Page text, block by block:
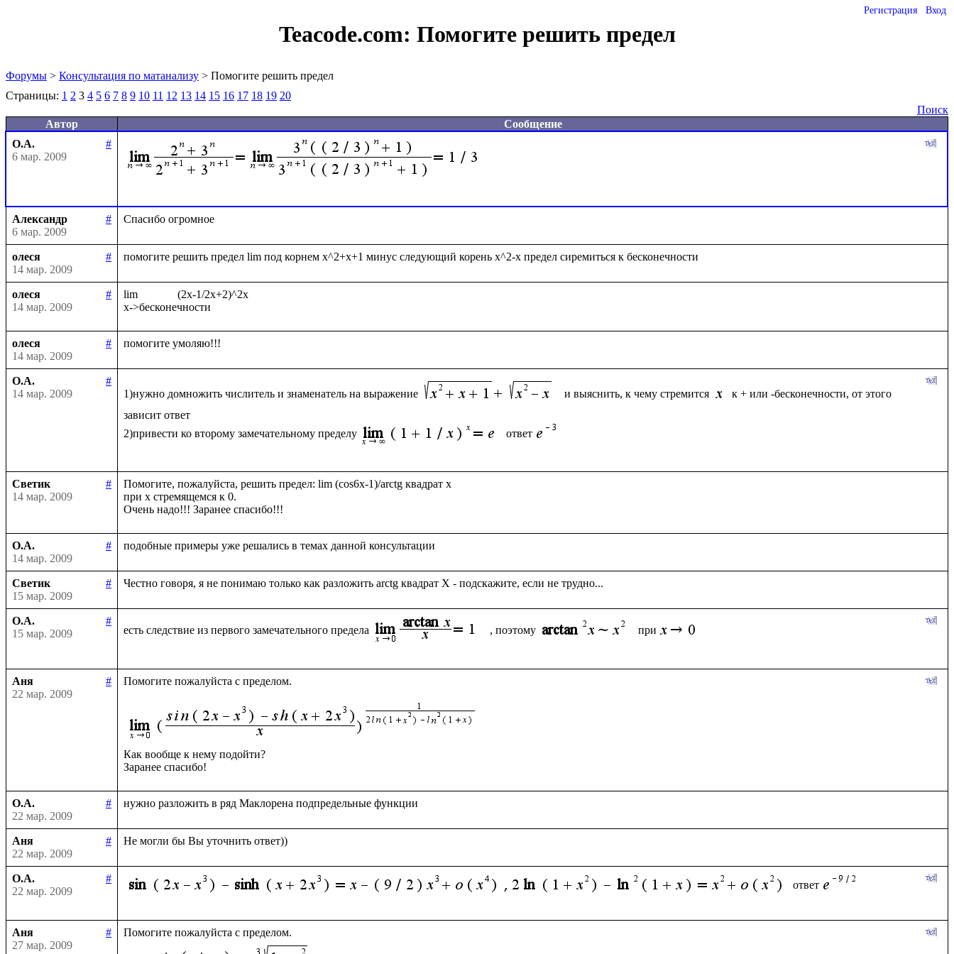
Регистрация Вход
Teacode.com: Помогите решить предел
Форумы > Консультация по матанализу > Помогите решить предел
Страницы: 1 2 3 4 5 6 7 8 9 10 11 12 13 14 15 16 17 18 19 20
Поиск
Автор
Сообщение
О.А.
#
6 мар. 2009
Александр
#
6 мар. 2009
олеся
#
14 мар. 2009
олеся
#
14 мар. 2009
lim              (2x-1/2x+2)^2x
олеся
#
14 мар. 2009
О.А.
#
14 мар. 2009
1)нужно домножить числитель и знаменатель на выражение и выяснить, к чему стремится
к + или -бесконечности, от этого
зависит ответ
2)привести ко второму замечательному пределу
ответ
Светик
#
14 мар. 2009
Помогите, пожалуйста, решить предел: lim (cos6x-1)/arctg квадрат x
при х стремящемся к 0.
О.А.
#
14 мар. 2009
Светик
#
15 мар. 2009
О.А.
#
15 мар. 2009
есть следствие из первого замечательного предела , поэтому при
Аня
#
22 мар. 2009
Помогите пожалуйста с пределом.
Как вообще к нему подойти?
О.А.
#
22 мар. 2009
Аня
#
22 мар. 2009
О.А.
#
22 мар. 2009
ответ
Аня
#
27 мар. 2009